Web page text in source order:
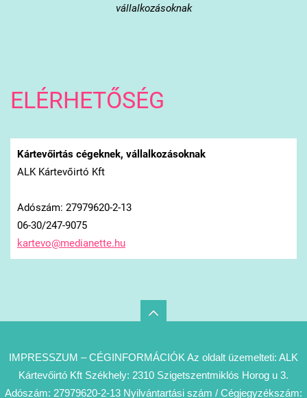
vállalkozásoknak
ELÉRHETŐSÉG
Kártevőirtás cégeknek, vállalkozásoknak
ALK Kártevőirtó Kft
Adószám: 27979620-2-13
06-30/247-9075
kartevo@medianette.hu
IMPRESSZUM – CÉGINFORMÁCIÓK Az oldalt üzemelteti: ALK
Kártevőirtó Kft Székhely: 2310 Szigetszentmiklós Horog u 3.
Adószám: 27979620-2-13 Nyilvántartási szám / Cégjegyzékszám: